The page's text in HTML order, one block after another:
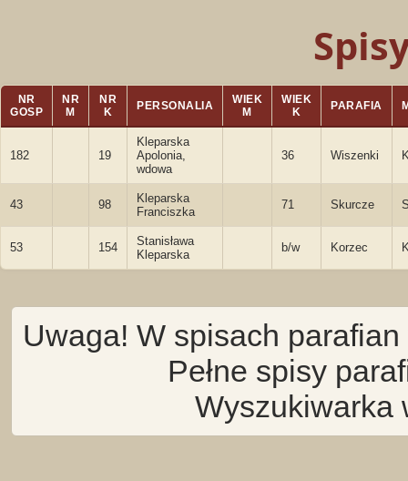
NR
GOSP
NR
M
NR
K
PERSONALIA
WIEK
M
WIEK
K
PARAFIA
182 19
Kleparska
Apolonia,
wdowa
36 Wiszenki
43 98
Kleparska
Franciszka
71 Skurcze
53 154
Stanisława
Kleparska
b/w Korzec
Uwaga! W spisach
Pełne spisy
Wyszukiwarka